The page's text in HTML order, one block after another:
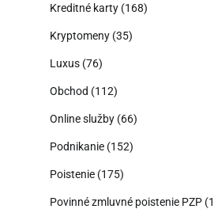
Kreditné karty (168)
Kryptomeny (35)
Luxus (76)
Obchod (112)
Online služby (66)
Podnikanie (152)
Poistenie (175)
Povinné zmluvné poistenie PZP